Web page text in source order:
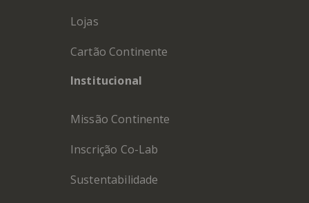
Lojas
Cartão Continente
Institucional
Missão Continente
Inscrição Co-Lab
Sustentabilidade